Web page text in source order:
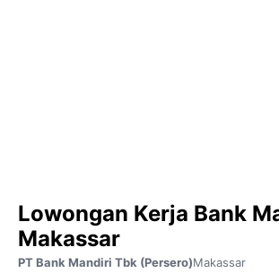
Lowongan Kerja Bank
Makassar
PT Bank Mandiri Tbk (Persero)Makassar